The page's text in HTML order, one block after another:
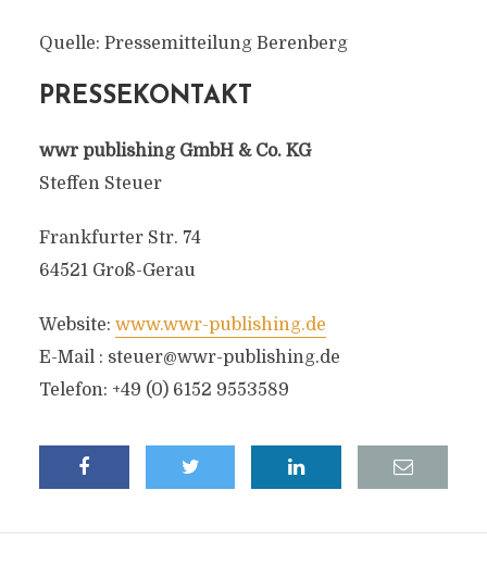
Quelle: Pressemitteilung Berenberg
PRESSEKONTAKT
wwr publishing GmbH & Co. KG
Steffen Steuer
Frankfurter Str. 74
64521 Groß-Gerau
Website: www.wwr-publishing.de
E-Mail : steuer@wwr-publishing.de
Telefon: +49 (0) 6152 9553589